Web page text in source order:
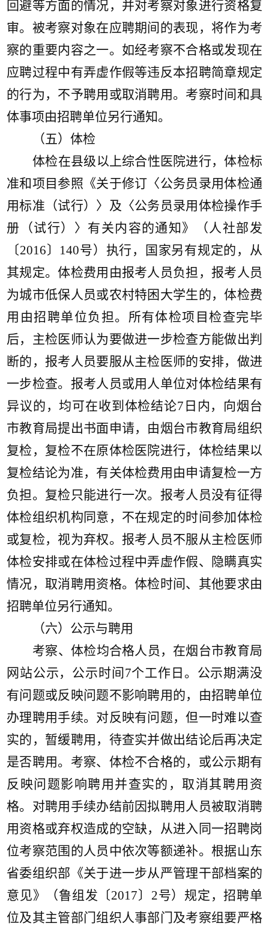
回避等方面的情况，并对考察对象进行资格复
审。被考察对象在应聘期间的表现，将作为考
察的重要内容之一。如经考察不合格或发现在
应聘过程中有弄虚作假等违反本招聘简章规定
的行为，不予聘用或取消聘用。考察时间和具
体事项由招聘单位另行通知。
（五）体检
体检在县级以上综合性医院进行，体检标
准和项目参照《关于修订〈公务员录用体检通
用标准（试行）〉及〈公务员录用体检操作手
册（试行）〉有关内容的通知》（人社部发
〔2016〕140号）执行，国家另有规定的，从
其规定。体检费用由报考人员负担，报考人员
为城市低保人员或农村特困大学生的，体检费
用由招聘单位负担。所有体检项目检查完毕
后，主检医师认为要做进一步检查方能做出判
断的，报考人员要服从主检医师的安排，做进
一步检查。报考人员或用人单位对体检结果有
异议的，均可在收到体检结论7日内，向烟台
市教育局提出书面申请，由烟台市教育局组织
复检，复检不在原体检医院进行，体检结果以
复检结论为准，有关体检费用由申请复检一方
负担。复检只能进行一次。报考人员没有征得
体检组织机构同意，不在规定的时间参加体检
或复检，视为弃权。报考人员不服从主检医师
体检安排或在体检过程中弄虚作假、隐瞒真实
情况，取消聘用资格。体检时间、其他要求由
招聘单位另行通知。
（六）公示与聘用
考察、体检均合格人员，在烟台市教育局
网站公示，公示时间 7个工作日。公示期满没
有问题或反映问题不影响聘用的，由招聘单位
办理聘用手续。对反映有问题，但一时难以查
实的，暂缓聘用，待查实并做出结论后再决定
是否聘用。考察、体检不合格的，或公示期有
反映问题影响聘用并查实的，取消其聘用资
格。对聘用手续办结前因拟聘用人员被取消聘
用资格或弃权造成的空缺，从进入同一招聘岗
位考察范围的人员中依次等额递补。根据山东
省委组织部《关于进一步从严管理干部档案的
意见》（鲁组发〔2017〕2号）规定，招聘单
位及其主管部门组织人事部门及考察组要严格